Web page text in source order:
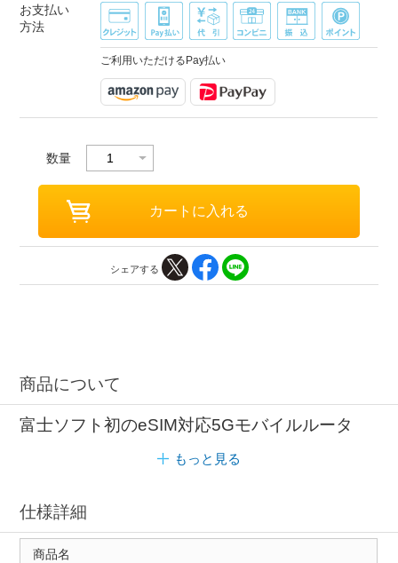
お支払い
方法
ご利用いただけるPay払い
数量
シェアする
商品について
富士ソフト初のeSIM対応5Gモバイルルータ
もっと見る
仕様詳細
商品名